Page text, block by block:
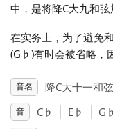
English
中，是将降C大九和弦
在实务上，为了避免
(G ♭ )有时会被省略，
音名 降C大十一和弦
音 C ♭ E ♭ G ♭